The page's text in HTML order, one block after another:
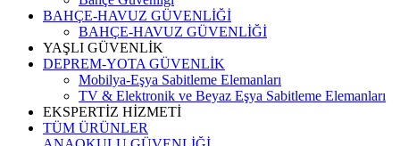
BAHÇE-HAVUZ GÜVENLİĞİ
BAHÇE-HAVUZ GÜVENLİĞİ
YAŞLI GÜVENLİK
DEPREM-YOTA GÜVENLİK
Mobilya-Eşya Sabitleme Elemanları
TV & Elektronik ve Beyaz Eşya Sabitleme Elemanları
EKSPERTİZ HİZMETİ
TÜM ÜRÜNLER